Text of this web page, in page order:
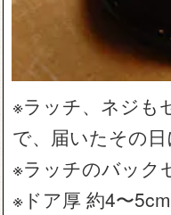
※ラッチ、ネジも
で、届いたその日
※ラッチのバック
※ドア厚 約4〜5cm